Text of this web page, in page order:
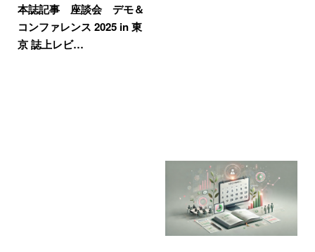
本誌記事 座談会 デモ＆
コンファレンス 2025 in 東
京 誌上レビ…